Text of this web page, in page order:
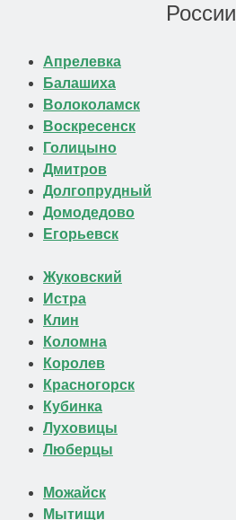
России
Апрелевка
Балашиха
Волоколамск
Воскресенск
Голицыно
Дмитров
Долгопрудный
Домодедово
Егорьевск
Жуковский
Истра
Клин
Коломна
Королев
Красногорск
Кубинка
Луховицы
Люберцы
Можайск
Мытищи